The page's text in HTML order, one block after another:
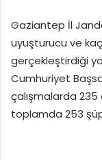
Gaziantep İl
uyuşturucu ve
gerçekleştirdiği
Cumhuriyet
çalışmalarda
toplamda 253